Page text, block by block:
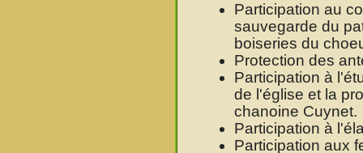
Participation au
sauvegarde du
boiseries du
Protection des
Participation à
de l'église et la
chanoine Cuynet.
Participation à
Participation aux